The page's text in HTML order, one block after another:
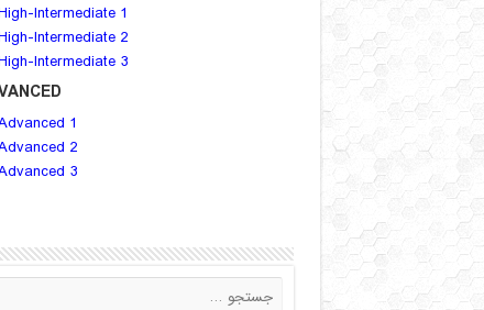
Intermediate 1
Intermediate 2
Intermediate 3
1
2
3